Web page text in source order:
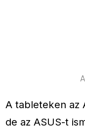
A tableteken az
de az ASUS-t